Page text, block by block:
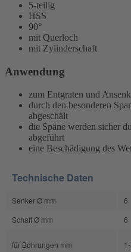
5-teilig
HSS
90°
mit Querloch
mit Zylinderschaft
Anwendung
zum Entgraten und
durch den besonderen
abgeschält
die Späne werden sicher
abgeführt
eine Beschädigung des
Technische Daten
Senker Ø mm 6
Schaft Ø mm
6
für Bohrungen mm